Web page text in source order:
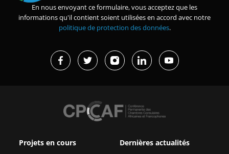
En nous envoyant ce formulaire, vous acceptez que les
informations qu'il contient soient utilisées en accord avec notre
politique de protection des données.
Projets en cours Dernières actualités